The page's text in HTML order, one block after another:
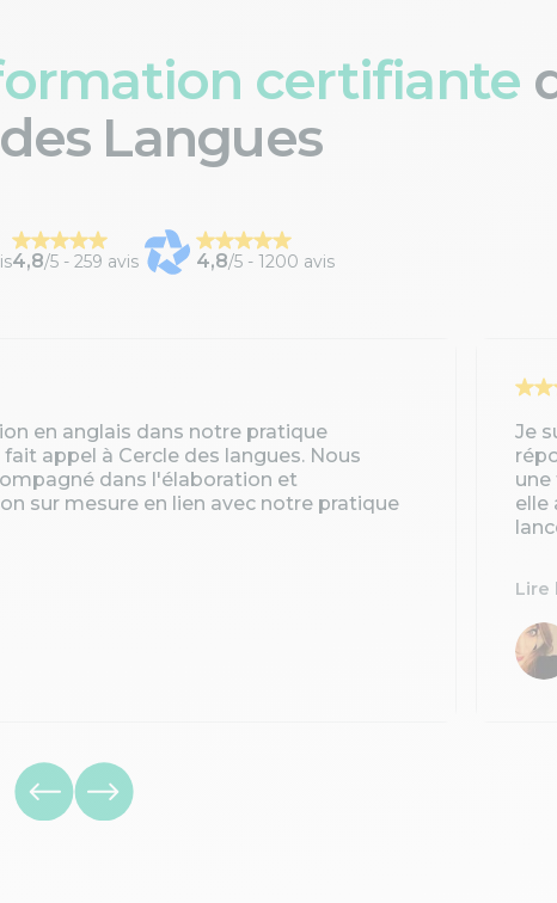
certifiante
Langues
4,8/5 - 259 avis 4,8/5 - 1200 avis
en anglais dans notre pratique
appel à Cercle des langues. Nous
dans l'élaboration et
sur mesure en lien avec notre pratique
Je
une
elle
Lire